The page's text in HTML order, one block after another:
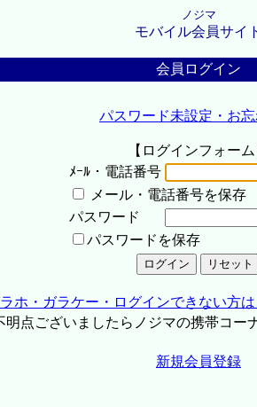
ノジマ
モバイル会員サイ
会員ログイン
パスワード未設定・お
【ログインフォーム
ﾒｰﾙ・電話番号
メール・電話番号を保存
パスワード
パスワードを保存
ホ・ガラケー・ログインできない方
点ございましたらノジマの携帯コー
新規会員登録